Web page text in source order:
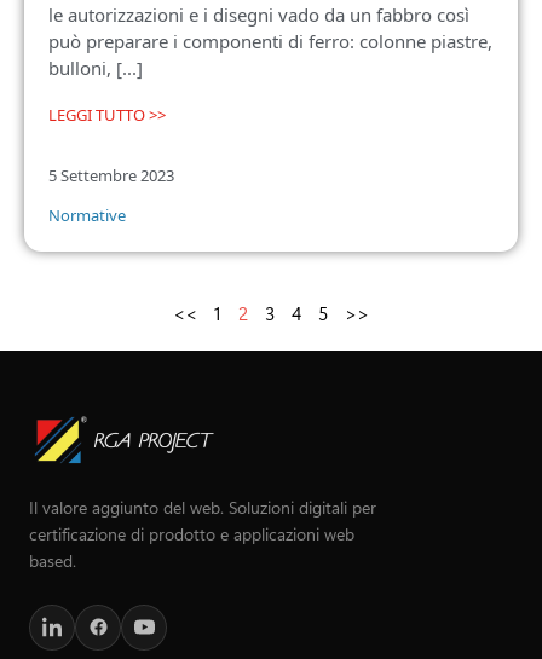
le autorizzazioni e i disegni vado da un fabbro così
può preparare i componenti di ferro: colonne piastre,
bulloni, [...]
LEGGI TUTTO >>
5 Settembre 2023
Normative
<< 1 2 3 4 5 >>
Il valore aggiunto del web. Soluzioni digitali per
certificazione di prodotto e applicazioni web
based.